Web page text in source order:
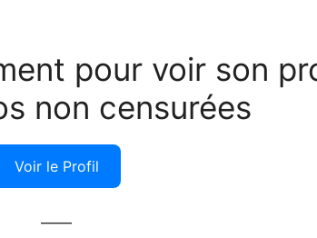
pour voir son
non censurées
Voir le Profil
——